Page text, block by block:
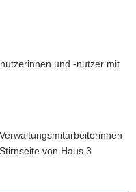
und -nutzer mit
von Haus 3